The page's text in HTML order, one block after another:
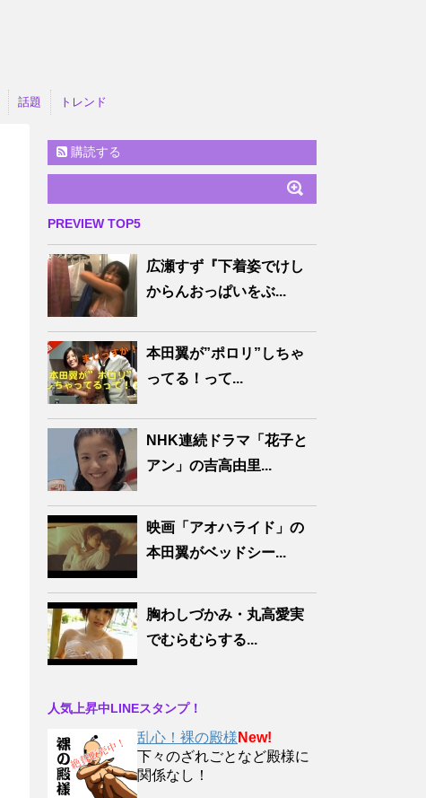
話題 トレンド
購読する
PREVIEW TOP5
広瀬すず『下着姿でけし
からんおっぱいをぶ...
本田翼が”ポロリ”しちゃ
ってる！って...
NHK連続ドラマ「花子と
アン」の吉高由里...
映画「アオハライド」の
本田翼がベッドシー...
胸わしづかみ・丸高愛実
でむらむらする...
人気上昇中LINEスタンプ！
乱心！裸の殿様 New!
下々のざれごとなど殿様に
関係なし！